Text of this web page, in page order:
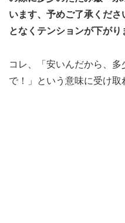
います、予めご了承くだ
となくテンションが下がり
コレ、「安いんだから、
で！」という意味に受け取